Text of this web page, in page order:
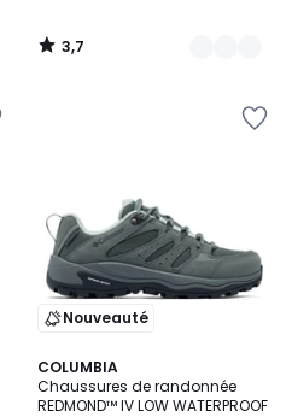
3,7
/
Nouveauté
COLUMBIA
Chaussures de randonnée
REDMOND™ IV LOW WATERPROOF